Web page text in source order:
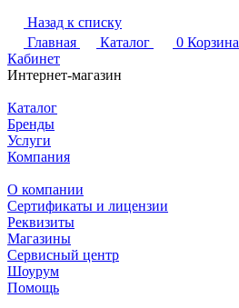
Назад к списку
Главная
Каталог 0 Корзина
Кабинет
Интернет-магазин
Каталог
Бренды
Услуги
Компания
О компании
Сертификаты и лицензии
Реквизиты
Магазины
Сервисный центр
Шоурум
Помощь